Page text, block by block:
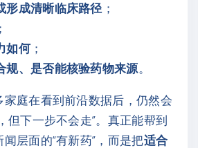
形成清晰临床路径 ；
；
如何；
规、是否能核验药物来源。
庭在看到前沿数据后，仍然会
但下一步不会走”。真正能帮到
层面的“有新药”，而是把适合